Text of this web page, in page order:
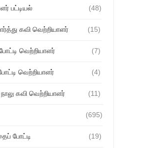
பட்டியல் (48)
கவி வெற்றியாளர் (15)
வெற்றியாளர் (7)
வெற்றியாளர் (4)
கவி வெற்றியாளர் (11)
(695)
போட்டி (19)